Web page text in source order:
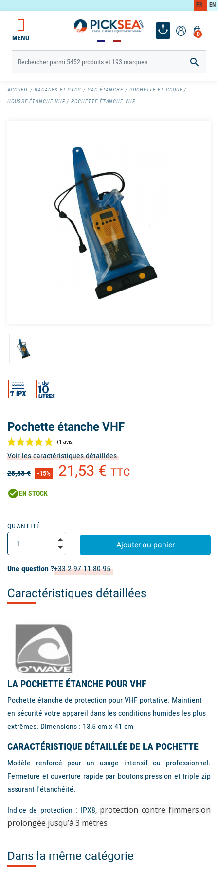
FR EN
0
MENU

ACCUEIL BAGAGES ET SACS SAC ÉTANCHE
POCHETTE ET COQUE
HOUSSE ÉTANCHE VHF
POCHETTE ÉTANCHE VHF
Pochette étanche VHF
Voir les caractéristiques détaillées
25,33 €
-15% 21,53 € TTC
check_circleEN STOCK
QUANTITÉ
Ajouter au panier
Une question ?+33 2 97 11 80 95
Caractéristiques détaillées
LA POCHETTE ÉTANCHE POUR VHF
Pochette étanche de protection pour VHF portative. Maintient
en sécurité votre appareil dans les conditions humides les plus
extrêmes. Dimensions : 13,5 cm x 41 cm
CARACTÉRISTIQUE DÉTAILLÉE DE LA POCHETTE
Modèle renforcé pour un usage intensif ou professionnel.
Fermeture et ouverture rapide par boutons pression et triple zip
assurant l'étanchéité.
Indice de protection : IPX8, protection contre l’immersion
prolongée jusqu’à 3 mètres
Dans la même catégorie